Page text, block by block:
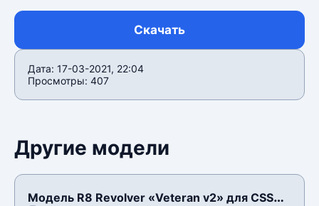
Скачать
Дата: 17-03-2021, 22:04
Просмотры: 407
Другие модели
Модель R8 Revolver «Veteran v2» для CSS